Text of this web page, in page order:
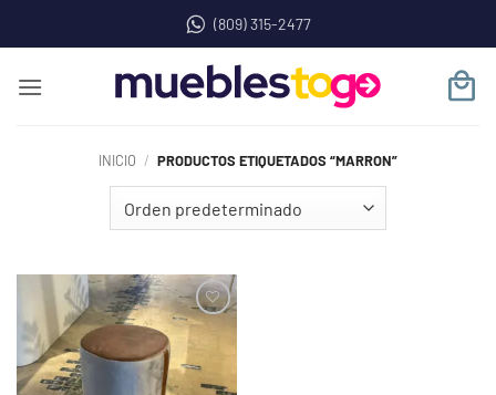
(809) 315-2477
INICIO / PRODUCTOS ETIQUETADOS “MARRON”